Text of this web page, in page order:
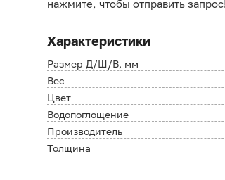
нажмите, чтобы отправить
Характеристики
Размер Д/Ш/В, мм
Вес
Цвет
Водопоглощение
Производитель
Толщина